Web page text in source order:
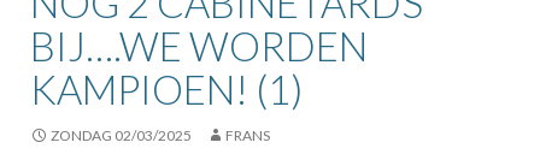
BIJ….WE WORDEN
KAMPIOEN! (1)
ZONDAG 02/03/2025 FRANS